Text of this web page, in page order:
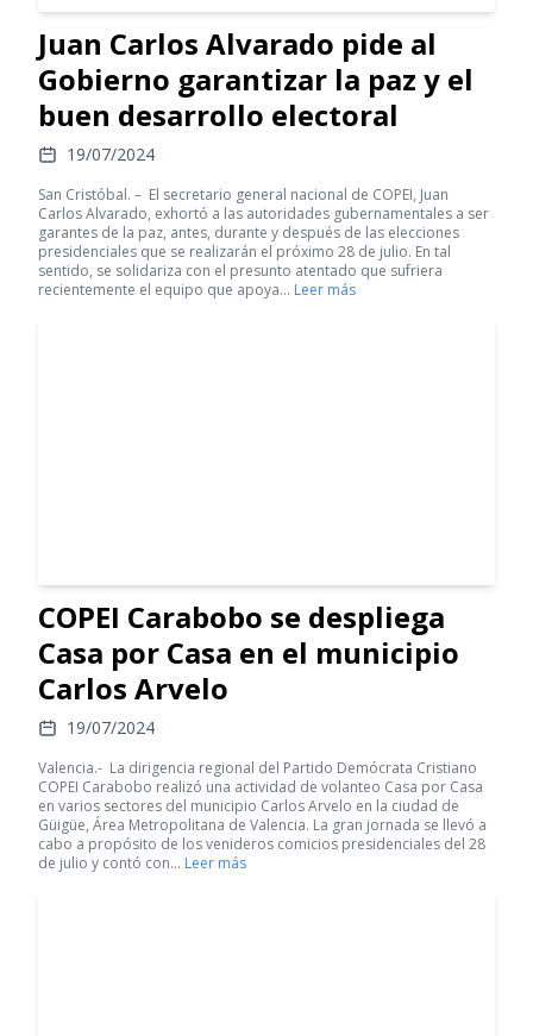
Juan Carlos Alvarado pide al
Gobierno garantizar la paz y el
buen desarrollo electoral
19/07/2024
San Cristóbal. – El secretario general nacional de COPEI, Juan
Carlos Alvarado, exhortó a las autoridades gubernamentales a ser
garantes de la paz, antes, durante y después de las elecciones
presidenciales que se realizarán el próximo 28 de julio. En tal
sentido, se solidariza con el presunto atentado que sufriera
recientemente el equipo que apoya… Leer más
COPEI Carabobo se despliega
Casa por Casa en el municipio
Carlos Arvelo
19/07/2024
Valencia.- La dirigencia regional del Partido Demócrata Cristiano
COPEI Carabobo realizó una actividad de volanteo Casa por Casa
en varios sectores del municipio Carlos Arvelo en la ciudad de
Güigüe, Área Metropolitana de Valencia. La gran jornada se llevó a
cabo a propósito de los venideros comicios presidenciales del 28
de julio y contó con… Leer más